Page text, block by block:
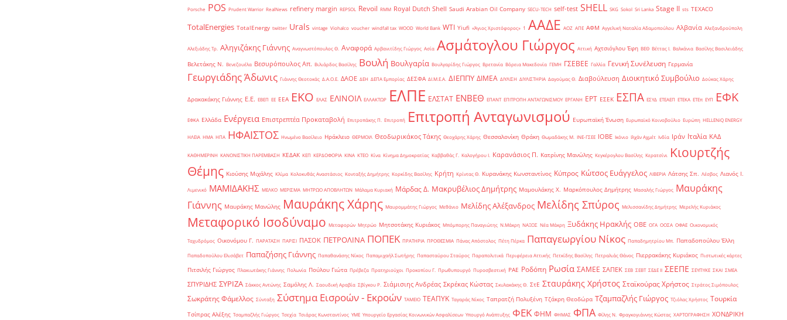
Porsche POS Prudent Warrior RealNews refinery margin REPSOL Revoil RMM Royal Dutch Shell Saudi Arabian Oil Company SECU-TECH self-test SHELL SKG Sokol Sri Lanka Stage II sts TEXACO
TotalEnergies TotalEnergy twitter Urals vintage Viohalco voucher windfall tax WOOD World Bank WTI Yiufi «Άγιος Χριστόφορος» ΄1 ΑΑΔΕ ΑΟΖ ΑΠΕ ΑΦΜ Αγγελική Ναταλία Αδαμοπούλου Αλβανία Αλεξανδρούπολη
Αλεξιάδης Τρ. Αληγιζάκης Γιάννης Αναγνωστόπουλος Θ. Αναφορά Αρβανιτίδης Γιώργος Ασία Ασμάτογλου Γιώργος Αττική Αχτσιόγλου Έφη ΒΕΘ Βέττας Ι. Βαλκάνια Βασίλης Βασιλειάδης
Βελετάκης Ν. Βενεζουέλα Βεσυρόπουλος Απ. Βιλιάρδος Βασίλης Βουλή Βουλγαρία Βουλγαρίδης Γιώργος Βρετανία Βόρεια Μακεδονία ΓΕΜΗ ΓΣΕΒΕΕ Γαλλία Γενική Συνέλευση Γερμανία
Γεωργιάδης Άδωνις Γιάννης Θεοτοκάς Δ.Α.Ο.Ε. ΔΑΟΕ ΔΕΗ ΔΕΠΑ Εμπορίας ΔΕΣΦΑ ΔΙ.Μ.Ε.Α. ΔΙΕΠΠΥ ΔΙΜΕΑ ΔΙΥΛΙΣΗ ΔΙΥΛΙΣΤΗΡΙΑ Δαγούμας Θ. Διαβούλευση Διοικητικό Συμβούλιο Δούκας Χάρης
Δρακακάκης Γιάννης Ε.Ε. ΕΒΕΠ ΕΕ ΕΕΑ ΕΚΟ ΕΛΑΣ ΕΛΙΝΟΙΛ ΕΛΛΑΚΤΩΡ ΕΛΠΕ ΕΛΣΤΑΤ ΕΝΒΕΘ ΕΠΑΝΤ ΕΠΙΤΡΟΠΗ ΑΝΤΑΓΩΝΙΣΜΟΥ ΕΡΓΑΝΗ ΕΡΤ ΕΣΕΚ ΕΣΠΑ ΕΣΥΔ ΕΤΕΑΕΠ ΕΤΕΚΑ ΕΤΕπ ΕΥΠ ΕΦΚ
ΕΦΚΑ Ελλάδα Ενέργεια Επιστρεπτέα Προκαταβολή Επιτροπάκης Π. Επιτροπή Επιτροπή Ανταγωνισμού Ευρωπαϊκή Ένωση Ευρωπαϊκό Κοινοβούλιο Ευρώπη ΗELLENiQ ENERGY
ΗΛΕΙΑ ΗΜΑ ΗΠΑ ΗΦΑΙΣΤΟΣ Ηνωμένο Βασίλειο Ηράκλειο ΘΕΡΜΟΙΛ Θεοδωρικάκος Τάκης Θεοχάρης Χάρης Θεσσαλονίκη Θράκη Θωμαδάκης Μ. ΙΝΕ-ΓΣΕΕ ΙΟΒΕ Ικόνιο Ιλχάν Αχμέτ Ινδία Ιράν Ιταλία ΚΑΔ
ΚΑΘΗΜΕΡΙΝΗ ΚΑΝΟΝΙΣΤΙΚΗ ΠΑΡΕΜΒΑΣΗ ΚΕΔΑΚ ΚΕΠ ΚΕΡΔΟΦΟΡΙΑ ΚΙΝΑ ΚΤΕΟ Κίνα Κίνημα Δημοκρατίας Καββαθάς Γ. Καλογήρου Ι. Καρανάσιος Π. Κατρίνης Μανώλης Κεγκέρογλου Βασίλης Κερατσίνι
Κιουρτζής
Θέμης Κιούσης Μιχάλης Κλίμα Κολοκυθάς Αναστάσιος Κονταξής Δημήτρης Κορκίδης Βασίλης Κρήτη Κρίντας Θ. Κυρανάκης Κωνσταντίνος Κύπρος Κώτσος Ευάγγελος ΛΙΒΕΡΙΑ Λάτσης Σπ. Λέσβος Λιανός Ι.
Λιμενικό ΜΑΜΙΔΑΚΗΣ ΜΕΛΚΟ ΜΕΡΙΣΜΑ ΜΗΤΡΩΟ ΑΠΟΒΛΗΤΩΝ Μάλαμα Κυριακή Μάρδας Δ. Μακρυβέλιος Δημήτρης Μαμουλάκης Χ. Μαρκόπουλος Δημήτρης Μασαλής Γιώργος Μαυράκης
Γιάννης Μαυράκης Μανώλης Μαυράκης Χάρης Μαυρομμάτης Γιώργος Μεθάνιο Μελίδης Αλέξανδρος Μελίδης Σπύρος Μελισσανίδης Δημήτρης Μερελής Κυριάκος
Μεταφορικό Ισοδύναμο Μεταφορών Μητρώο Μητσοτάκης Κυριάκος Μπόμπορης Παναγιώτης Ν.Μάκρη ΝΑΞΟΣ Νέα Μάκρη Ξυδάκης Ηρακλής ΟΒΕ ΟΓΑ ΟΟΣΑ ΟΦΑΕ Οικονομικός
Ταχυδρόμος Οικονόμου Γ. ΠΑΡΑΤΑΣΗ ΠΑΡΙΣΙ ΠΑΣΟΚ ΠΕΤΡΟΛΙΝΑ ΠΟΠΕΚ ΠΡΑΤΗΡΙΑ ΠΡΟΘΕΣΜΙΑ Πάνας Απόστολος Πέτη Πέρκα Παπαγεωργίου Νίκος Παπαδημητρίου Μπ. Παπαδοπούλου Έλλη
Παπαδοπούλου Ελισάβετ Παπαζήσης Γιάννης Παπαθανάσης Νίκος Παπαμιχαήλ Σωτήρης Παπασταύρου Σταύρος Παραπολιτικά Περιφέρεια Αττικής Πετκίδης Βασίλης Πετραλιάς Θάνος Πιερρακάκης Κυριάκος Πιστωτικές κάρτες
Πιτσιλής Γιώργος Πλακιωτάκης Γιάννης Πολωνία Πούλου Γιώτα Πρέβεζα Πρατηριούχοι Προκοπίου Γ. Πρωθυπουργό Πυροσβεστική ΡΑΕ Ροδόπη Ρωσία ΣΑΜΕΕ ΣΑΠΕΚ ΣΕΒ ΣΕΒΤ ΣΕΔΕ ΙΙ ΣΕΕΠΕ ΣΕΥΠΥΚΕ ΣΚΑΙ ΣΜΕΑ
ΣΠΥΡΙΔΗΣ ΣΥΡΙΖΑ Σάκκος Αντώνης Σαμόλης Λ. Σαουδική Αραβία Σβίγκου Ρ. Σιάμισιης Ανδρέας Σκρέκας Κώστας Σκυλακάκης Θ. ΣτΕ Σταυράκης Χρήστος Σταϊκούρας Χρήστος Στράτος Σιμόπουλος
Σωκράτης Φάμελλος Σύνταξη Σύστημα Εισροών - Εκροών ΤΑΜΕΙΟ ΤΕΑΠΥΚ Ταγαράς Νίκος Ταπρατζή Πολυξένη Τζάκρη Θεοδώρα Τζαμπαζλής Γιώργος Τζιόλας Χρήστος Τουρκία
Τσίπρας Αλέξης Τσαμπαζλής Γιώργος Τσεχία Τσιάρας Κωνσταντίνος ΥΜΕ Υπουργείο Εργασίας Κοινωνικών Ασφαλίσεων Υπουργό Ανάπτυξης ΦΕΚ ΦΗΜ ΦΗΜΑΣ ΦΠΑ Φίλης Ν. Φραγκογιάννης Κώστας ΧΑΡΤΟΓΡΑΦΗΣΗ ΧΟΝΔΡΙΚΗ